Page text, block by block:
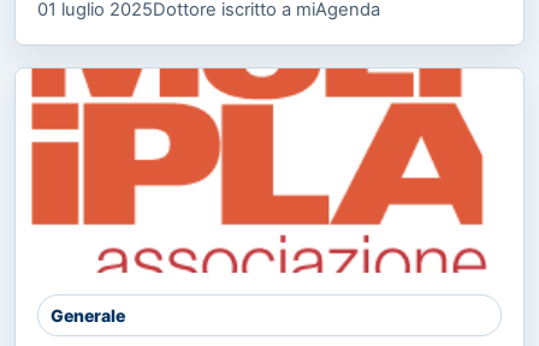
01 luglio 2025Dottore iscritto a miAgenda
Generale